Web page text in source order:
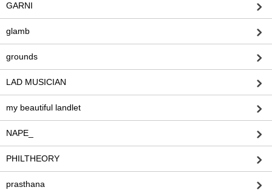
GARNI
glamb
grounds
LAD MUSICIAN
my beautiful landlet
NAPE_
PHILTHEORY
prasthana